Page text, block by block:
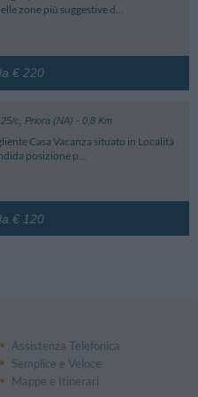
zone più suggestive d...
€ 220
c Priora (NA) - 0.8 Km
Casa Vacanza situato in Località
posizione p...
€ 120
Assistenza Telefonica
Semplice e Veloce
Mappe e Itinerari